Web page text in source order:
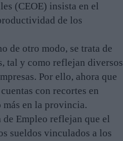
(CEOE) insista en el
de los
de otro modo, se trata de
tal y como reflejan diversos
Por ello, ahora que
con recortes en
en la provincia.
de Empleo reflejan que el
sueldos vinculados a los